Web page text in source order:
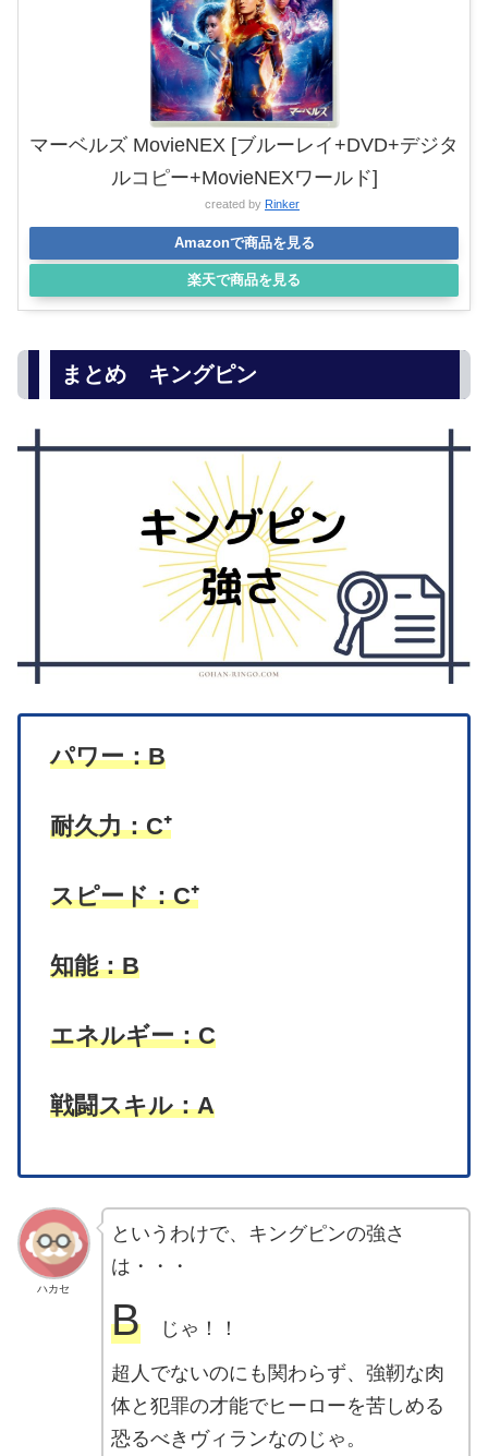
マーベルズ MovieNEX [ブルーレイ+DVD+デジタ
ルコピー+MovieNEXワールド]
created by Rinker
Amazonで商品を見る
楽天で商品を見る
まとめ キングピン
パワー：B
耐久力：C⁺
スピード：C⁺
知能：B
エネルギー：C
戦闘スキル：A
ハカセ
というわけで、キングピンの強さ
は・・・
Bじゃ！！
超人でないのにも関わらず、強靭な肉
体と犯罪の才能でヒーローを苦しめる
恐るべきヴィランなのじゃ。